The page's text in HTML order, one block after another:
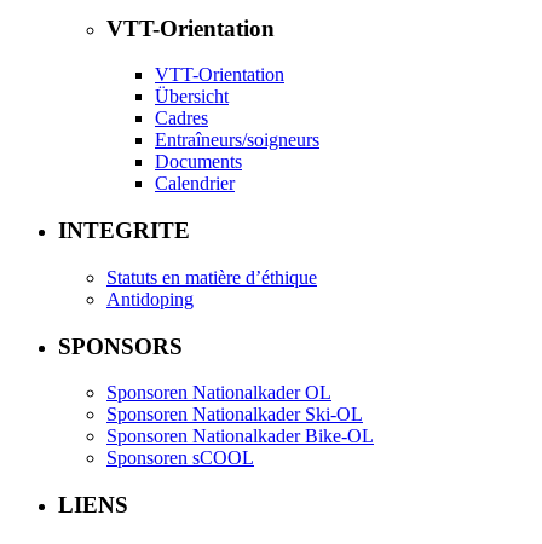
VTT-Orientation
VTT-Orientation
Übersicht
Cadres
Entraîneurs/soigneurs
Documents
Calendrier
INTEGRITE
Statuts en matière d’éthique
Antidoping
SPONSORS
Sponsoren Nationalkader OL
Sponsoren Nationalkader Ski-OL
Sponsoren Nationalkader Bike-OL
Sponsoren sCOOL
LIENS